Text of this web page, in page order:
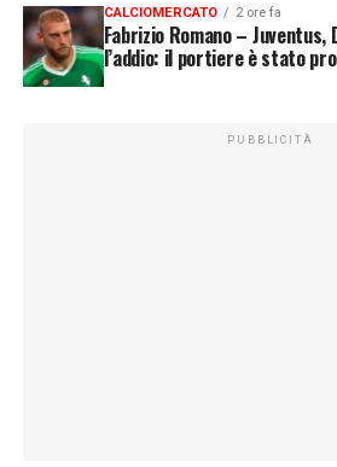
CALCIOMERCATO 2 ore fa
Fabrizio Romano – Juventus,
l’addio: il portiere è stato
PUBBLICITÀ